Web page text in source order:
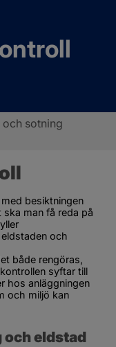
sotning
besiktningen
man få reda på
och
både rengöras,
syftar till
hos anläggningen
och miljö kan
och eldstad